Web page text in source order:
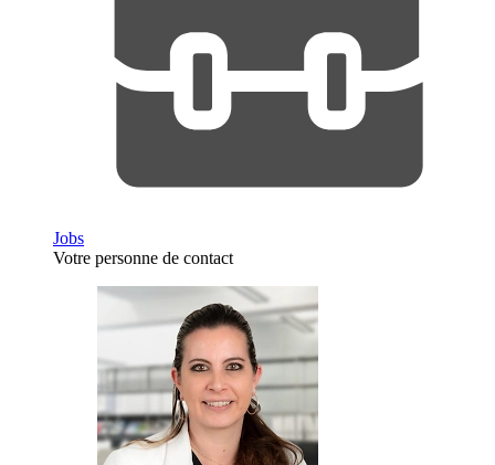
Jobs
Votre personne de contact